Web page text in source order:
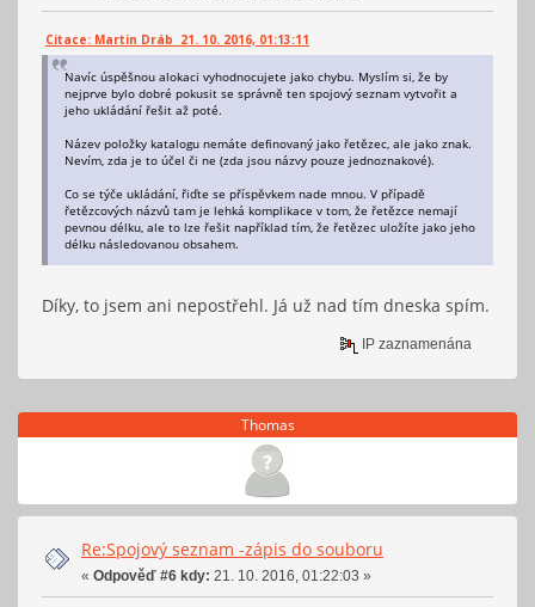
Citace: Martin Dráb 21. 10. 2016, 01:13:11
Navíc úspěšnou alokaci vyhodnocujete jako chybu. Myslím si, že by
nejprve bylo dobré pokusit se správně ten spojový seznam vytvořit a
jeho ukládání řešit až poté.
Název položky katalogu nemáte definovaný jako řetězec, ale jako znak.
Nevím, zda je to účel či ne (zda jsou názvy pouze jednoznakové).
Co se týče ukládání, řiďte se příspěvkem nade mnou. V případě
řetězcových názvů tam je lehká komplikace v tom, že řetězce nemají
pevnou délku, ale to lze řešit například tím, že řetězec uložíte jako jeho
délku následovanou obsahem.
Díky, to jsem ani nepostřehl. Já už nad tím dneska spím.
IP zaznamenána
Thomas
Re:Spojový seznam -zápis do souboru
« Odpověď #6 kdy: 21. 10. 2016, 01:22:03 »